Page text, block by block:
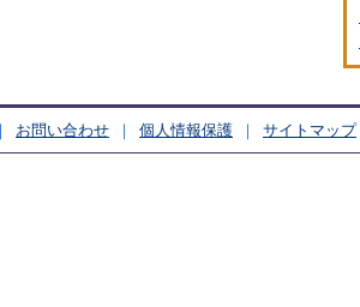
お問い合わせ 個人情報保護 サイトマップ